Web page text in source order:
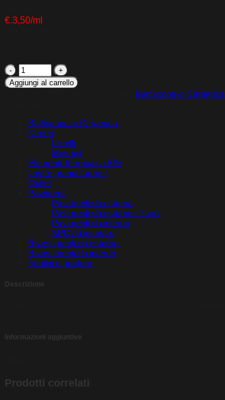
€.3,50/ml
8x45
Battiscopa
Balau
Aggiungi al carrello
Battiscopa in Ceramica
Battiscopa in Ceramica
Decori
Listelli
Mosaici
Elementi Terminali a Elle
Lastre grandi formati
Outlet
Pavimenti
Pavimenti da esterno
Pavimenti da esterno - 2 cm
Pavimenti da interno
SPC ad incastro
Rivestimenti da esterno
Rivestimenti da interno
Scalini e gradoni
Descrizione
Informazioni aggiuntive
Prodotti correlati